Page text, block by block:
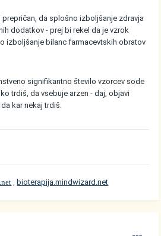
da splošno izboljšanje zdravja
dodatkov - prej bi rekel da je vzrok
izboljšanje bilanc farmacevtskih obratov
signifikantno število vzorcev sode
trdiš, da vsebuje arzen - daj, objavi
kar nekaj trdiš.
,bioterapija.mindwizard.net